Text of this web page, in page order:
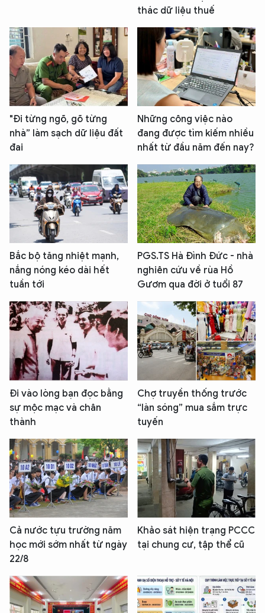
thác dữ liệu thuế
"Đi từng ngõ, gõ từng
nhà” làm sạch dữ liệu đất
đai
Những công việc nào
đang được tìm kiếm nhiều
nhất từ đầu năm đến nay?
Bắc bộ tăng nhiệt mạnh,
nắng nóng kéo dài hết
tuần tới
PGS.TS Hà Đình Đức - nhà
nghiên cứu về rùa Hồ
Gươm qua đời ở tuổi 87
Đi vào lòng bạn đọc bằng
sự mộc mạc và chân
thành
Chợ truyền thống trước
“làn sóng” mua sắm trực
tuyến
Cả nước tựu trường năm
học mới sớm nhất từ ngày
22/8
Khảo sát hiện trạng PCCC
tại chung cư, tập thể cũ